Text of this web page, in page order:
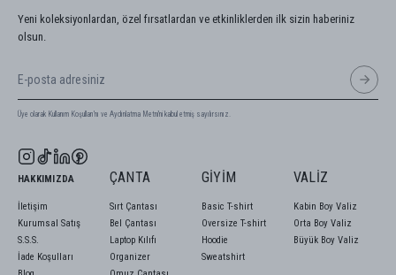
Yeni koleksiyonlardan, özel fırsatlardan ve etkinliklerden ilk sizin haberiniz
olsun.
Üye olarak Kullanım Koşulları'nı ve Aydınlatma Metni'ni kabul etmiş sayılırsınız.
HAKKIMIZDA
İletişim
Kurumsal Satış
S.S.S.
İade Koşulları
ÇANTA
Sırt Çantası
Bel Çantası
Laptop Kılıfı
Organizer
GIYIM
Basic T-shirt
Oversize T-shirt
Hoodie
Sweatshirt
VALIZ
Kabin Boy Valiz
Orta Boy Valiz
Büyük Boy Valiz